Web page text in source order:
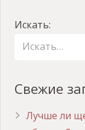
Искать:
Свежие
Лучше ли